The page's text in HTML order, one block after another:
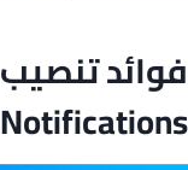
Notifications